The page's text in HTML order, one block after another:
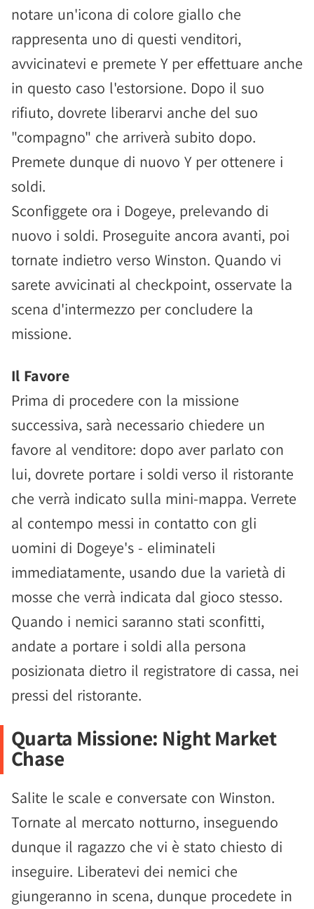
notare un'icona di colore giallo che
rappresenta uno di questi venditori,
avvicinatevi e premete Y per effettuare anche
in questo caso l'estorsione. Dopo il suo
rifiuto, dovrete liberarvi anche del suo
"compagno" che arriverà subito dopo.
Premete dunque di nuovo Y per ottenere i
soldi.
Sconfiggete ora i Dogeye, prelevando di
nuovo i soldi. Proseguite ancora avanti, poi
tornate indietro verso Winston. Quando vi
sarete avvicinati al checkpoint, osservate la
scena d'intermezzo per concludere la
missione.
Il Favore
Prima di procedere con la missione
successiva, sarà necessario chiedere un
favore al venditore: dopo aver parlato con
lui, dovrete portare i soldi verso il ristorante
che verrà indicato sulla mini-mappa. Verrete
al contempo messi in contatto con gli
uomini di Dogeye's - eliminateli
immediatamente, usando due la varietà di
mosse che verrà indicata dal gioco stesso.
Quando i nemici saranno stati sconfitti,
andate a portare i soldi alla persona
posizionata dietro il registratore di cassa, nei
pressi del ristorante.
Quarta Missione: Night Market
Chase
Salite le scale e conversate con Winston.
Tornate al mercato notturno, inseguendo
dunque il ragazzo che vi è stato chiesto di
inseguire. Liberatevi dei nemici che
giungeranno in scena, dunque procedete in